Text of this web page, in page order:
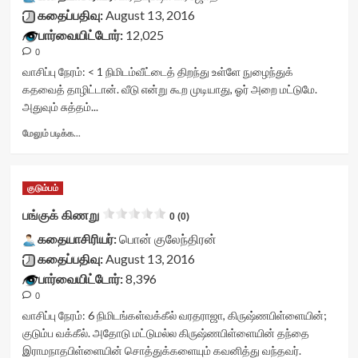
<span
class='yasr-
stars-
(0)
</span>
</div>
rating='0'
data-
rater-
data-
rater-
postid='25694'
data-
</div>
<span
class='yasr-
stars-
title-
(0)
</span>
</div>
title-
container">
<div
stars-
title
yasr-
rater-
3bec74ce7ac86'
data-
rating='0'
data-
rater-
data-
rater-
postid='25978'
கதைப்பதிவு:August 13, 2016
பார்வையிட்டோர்:12,025
0
வாசிப்பு நேரம்: < 1 நிமிடம்வீட்டைத் திறந்து உள்ளே நுழைந்துக்
கதவைத் தாழிட்டான். வீடு என்று கூற முடியாது, ஓர் அறை மட்டுமே.
அதுவும் சுத்தம்...
மேலும் படிக்க...
stars-
title-
container">
<div
class='yasr-
title
yasr-
rater-
குடும்பம்
பங்குக் கிணறு 0 (0)
கதையாசிரியர்:பொன் குலேந்திரன்
கதைப்பதிவு:August 13, 2016
பார்வையிட்டோர்:8,396
0
வாசிப்பு நேரம்: 6 நிமிடங்கள்வக்கீல் வரதராஜா, கிருஷ்ணபிள்ளையின்;
குடும்ப வக்கீல். அதோடு மட்டுமல்ல கிருஷ்ணபிள்ளையின் தந்தை
இராமநாதபிள்ளையின் சொத்துக்களையும் கவனித்து வந்தவர்.